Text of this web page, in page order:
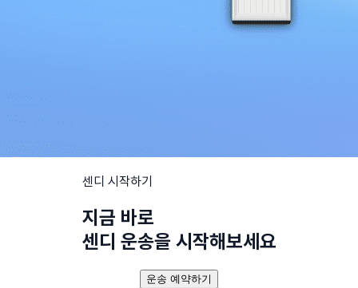
센디 시작하기
지금 바로
센디 운송을 시작해보세요
운송 예약하기